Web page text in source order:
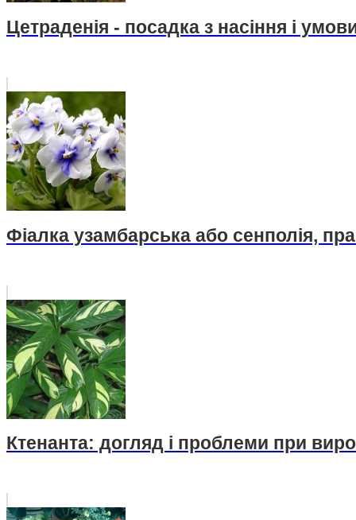
Цетраденія - посадка з насіння і
Фіалка узамбарська або сенполія,
Ктенанта: догляд і проблеми при